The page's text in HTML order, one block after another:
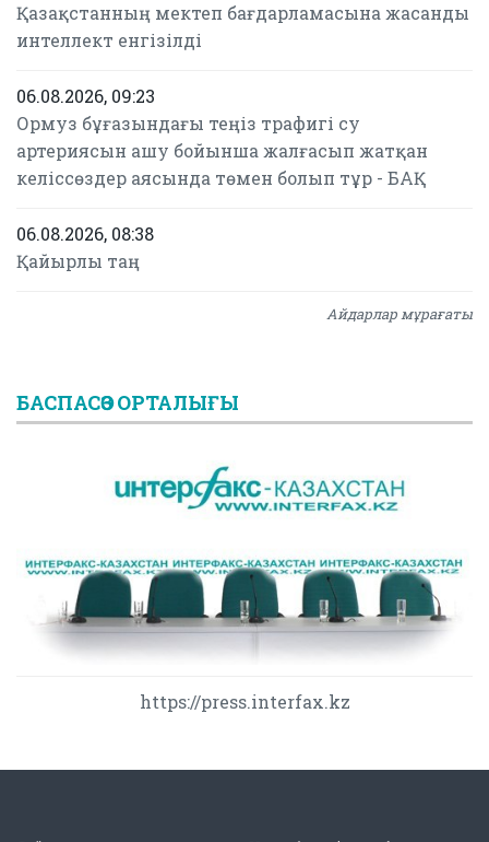
Қазақстанның мектеп бағдарламасына жасанды
интеллект енгізілді
06.08.2026, 09:23
Ормуз бұғазындағы теңіз трафигі су
артериясын ашу бойынша жалғасып жатқан
келіссөздер аясында төмен болып тұр - БАҚ
06.08.2026, 08:38
Қайырлы таң
Айдарлар мұрағаты
БАСПАСӨЗ ОРТАЛЫҒЫ
https://press.interfax.kz